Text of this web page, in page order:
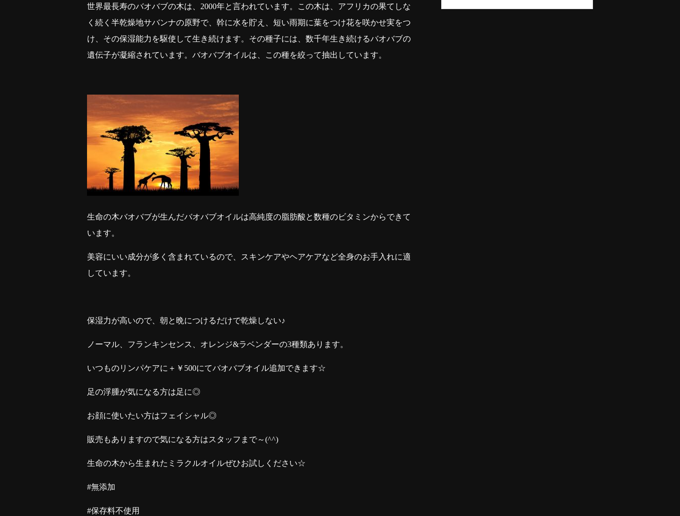
世界最長寿のバオバブの木は、 2000年と言われています。この木は、アフリカの果てしな
く続く半乾燥地サバンナの原野で、幹に水を貯え、短い雨期に葉をつけ花を咲かせ実をつ
け、その保湿能力を駆使して生き続けます。その種子には、数千年生き続けるバオバブの
遺伝子が凝縮されています。バオバブオイルは、この種を絞って抽出しています。
生命の木バオバブが生んだバオバブオイルは高純度の脂肪酸と数種のビタミンからできて
います。
美容にいい成分が多く含まれているので、スキンケアやヘアケアなど全身のお手入れに適
しています。
保湿力が高いので、朝と晩につけるだけで乾燥しない♪
ノーマル、フランキンセンス、オレンジ&ラベンダーの3種類あります。
いつものリンパケアに＋￥ 500にてバオバブオイル追加できます☆
足の浮腫が気になる方は足に◎
お顔に使いたい方はフェイシャル◎
販売もありますので気になる方はスタッフまで～(^^)
生命の木から生まれたミラクルオイルぜひお試しください☆
#無添加
#保存料不使用